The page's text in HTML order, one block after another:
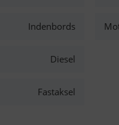
Indenbords
Diesel
Fastaksel